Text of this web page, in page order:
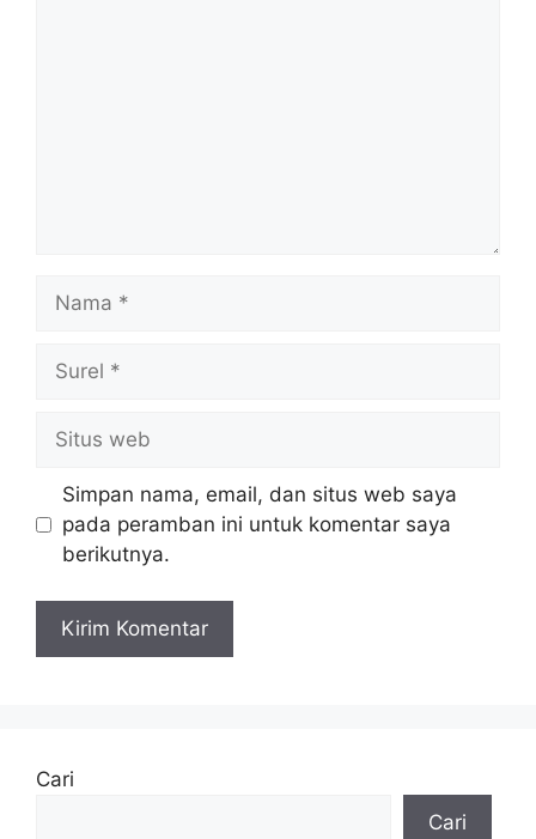
Nama
Surel
Situs
web
Simpan nama, email, dan situs web saya
pada peramban ini untuk komentar saya
berikutnya.
Cari
Cari